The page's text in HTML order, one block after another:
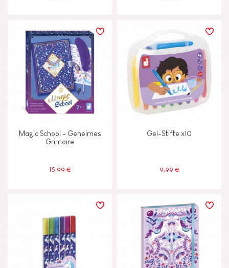
Magic School – Geheimes
Grimoire
15,99 €
Gel-Stifte x10
9,99 €